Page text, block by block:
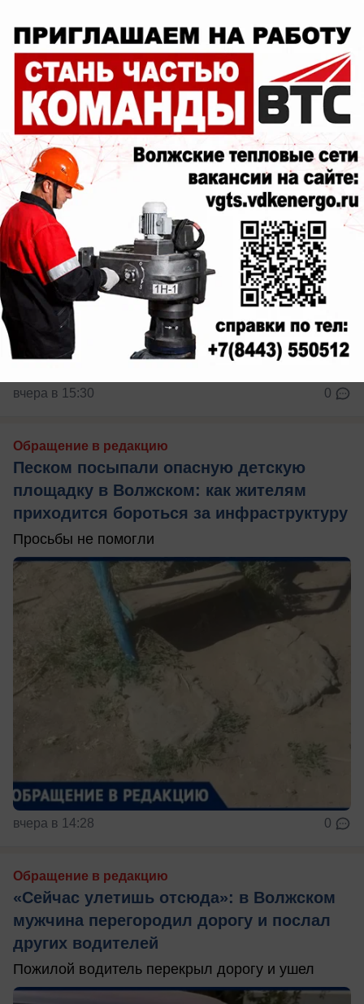
Четверо школьников из Волжского
встретились с Путиным и получили
поздравления за успехи
Гордимся молодежью!
вчера в 15:30 0
Обращение в редакцию
Песком посыпали опасную детскую
площадку в Волжском: как жителям
приходится бороться за инфраструктуру
Просьбы не помогли
вчера в 14:28 0
Обращение в редакцию
«Сейчас улетишь отсюда»: в Волжском
мужчина перегородил дорогу и послал
других водителей
Пожилой водитель перекрыл дорогу и ушел